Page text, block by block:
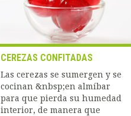
CEREZAS CONFITADAS
Las cerezas se sumergen y se
cocinan &nbsp;en almíbar
para que pierda su humedad
interior, de manera que